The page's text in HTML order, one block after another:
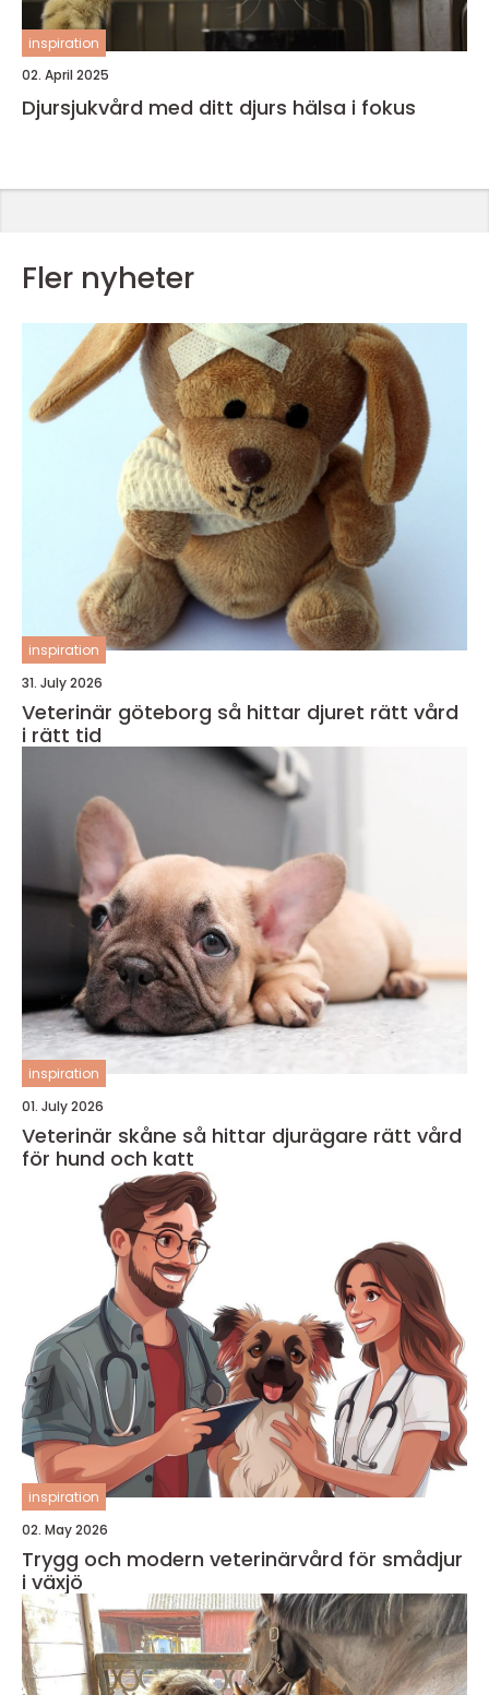
inspiration
02. April 2025
Djursjukvård med ditt djurs hälsa i fokus
Fler nyheter
inspiration
31. July 2026
Veterinär göteborg så hittar djuret rätt vård
i rätt tid
inspiration
01. July 2026
Veterinär skåne så hittar djurägare rätt vård
för hund och katt
inspiration
02. May 2026
Trygg och modern veterinärvård för smådjur
i växjö